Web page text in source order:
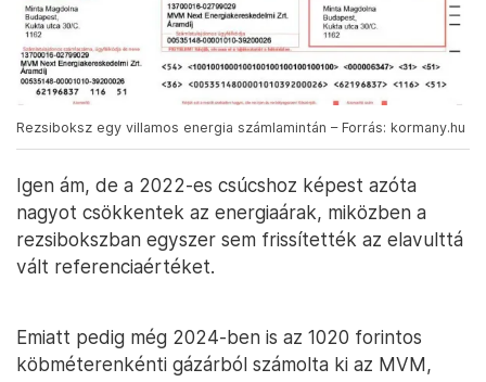
Rezsiboksz egy villamos energia számlamintán – Forrás: kormany.hu
Igen ám, de a 2022-es csúcshoz képest azóta
nagyot csökkentek az energiaárak, miközben a
rezsibokszban egyszer sem frissítették az elavulttá
vált referenciaértéket.
Emiatt pedig még 2024-ben is az 1020 forintos
köbméterenkénti gázárból számolta ki az MVM,